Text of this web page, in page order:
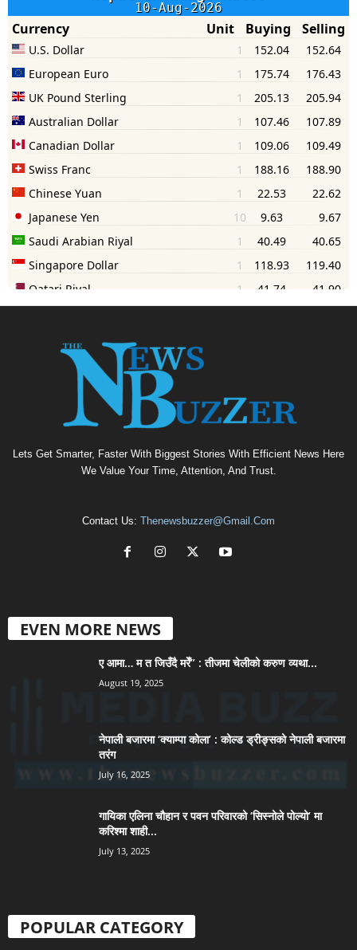
Lets Get Smarter, Faster With Biggest Stories With Efficient News Here
We Value Your Time, Attention, And Trust.
Contact Us: Thenewsbuzzer@gmail.com
EVEN MORE NEWS
ए आमा… म त जिउँदै मरेँ” : तीजमा चेलीको करुण व्यथा...
August 19, 2025
नेपाली बजारमा ‘क्याम्पा कोला’ : कोल्ड ड्रीङ्सको नेपाली बजारमा
तरंग
July 16, 2025
गायिका एलिना चौहान र पवन परिवारको ‘सिस्नोले पोल्यो’ मा
करिश्मा शाही...
July 13, 2025
POPULAR CATEGORY